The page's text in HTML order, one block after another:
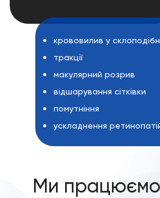
крововилив у
тракції
макулярний розрив
відшарування сітківки
помутніння
ускладнення
Ми